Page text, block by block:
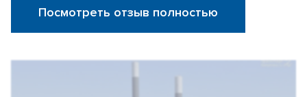
Посмотреть отзыв полностью